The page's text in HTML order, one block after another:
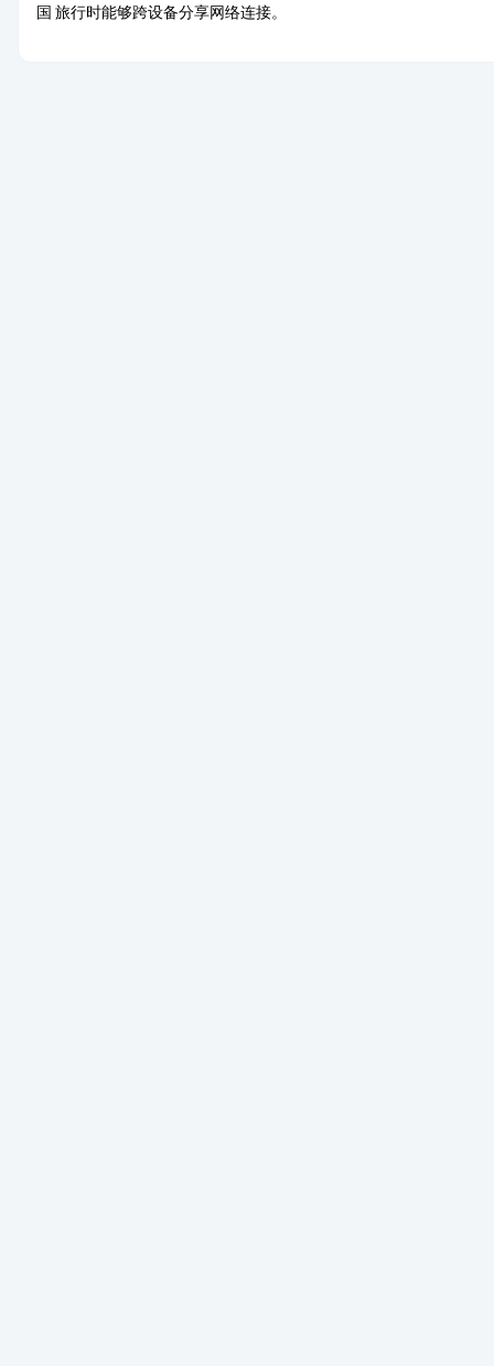
国 旅行时能够跨设备分享网络连接。